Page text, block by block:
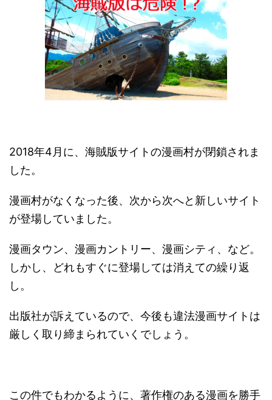
2018年4月に、海賊版サイトの漫画村が閉鎖されま
した。
漫画村がなくなった後、次から次へと新しいサイト
が登場していました。
漫画タウン、漫画カントリー、漫画シティ、など。
しかし、どれもすぐに登場しては消えての繰り返
し。
出版社が訴えているので、今後も違法漫画サイトは
厳しく取り締まられていくでしょう。
この件でもわかるように、著作権のある漫画を勝手